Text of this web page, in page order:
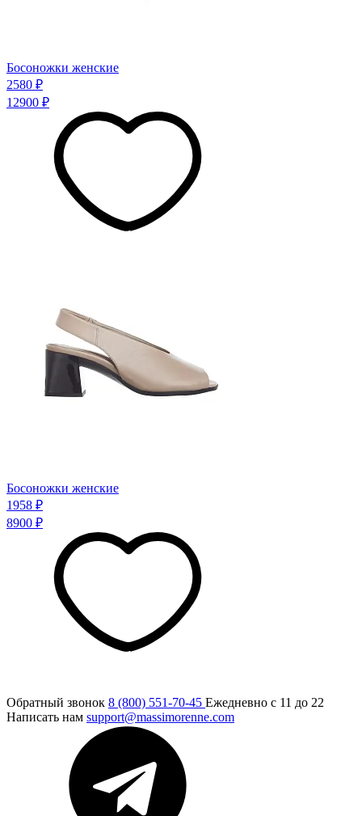
Босоножки женские
2580 ₽
12900 ₽
Босоножки женские
1958 ₽
8900 ₽
Обратный звонок 8 (800) 551-70-45 Ежедневно с 11 до 22
Написать нам support@massimorenne.com